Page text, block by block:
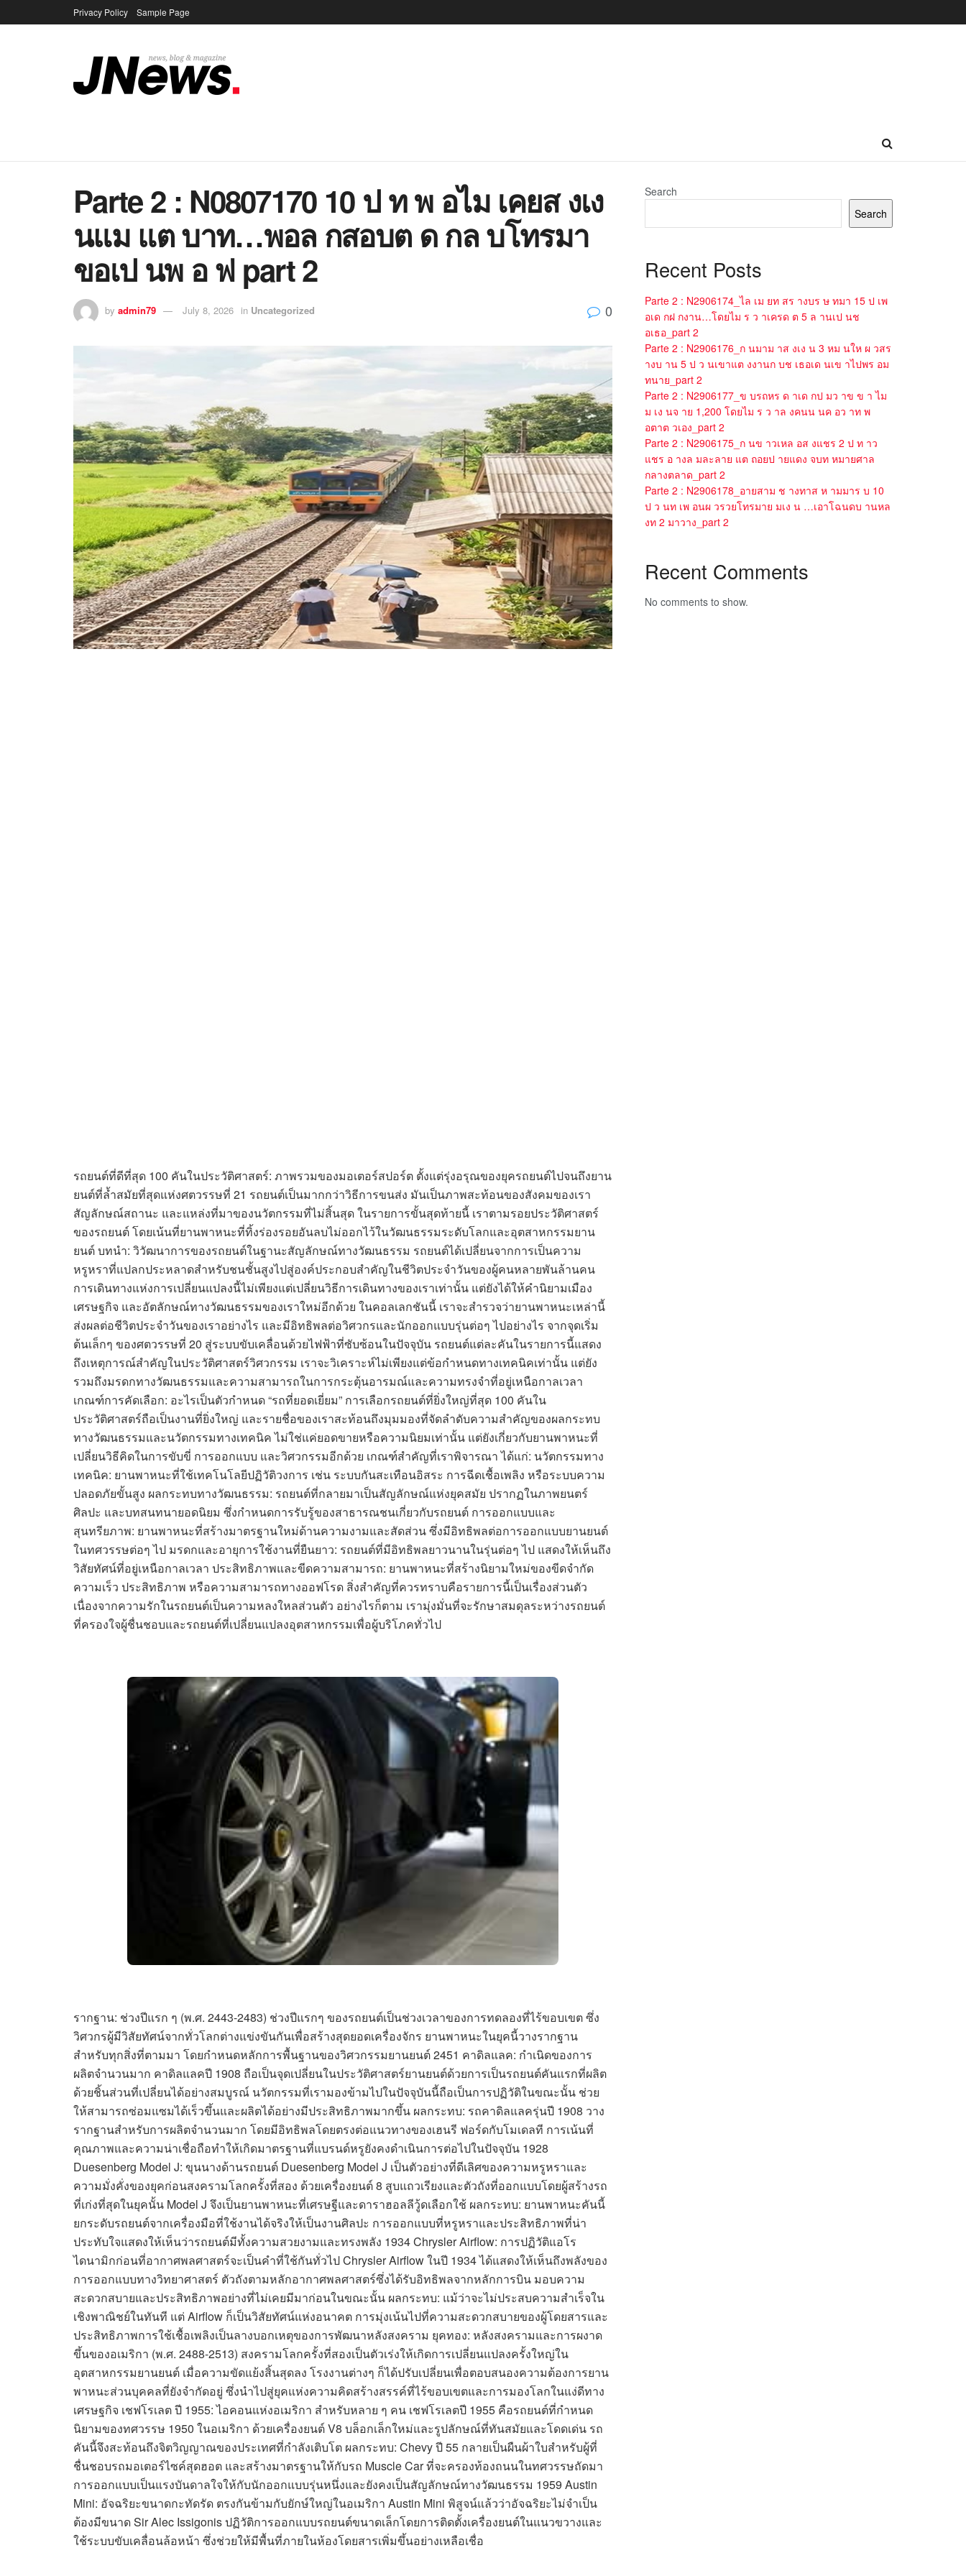
Privacy Policy Sample Page
Parte 2 : N0807170 10 ป ท พ อไม เคยส งเง
นแม แต บาท…พอล กสอบต ด กล บโทรมา
ขอเป นพ อ ฟ part 2
by admin79 July 8, 2026 in Uncategorized 0
รถยนต์ที่ดีที่สุด 100 คันในประวัติศาสตร์: ภาพรวมของมอเตอร์สปอร์ต ตั้งแต่รุ่งอรุณของยุครถยนต์ไปจนถึงยาน
ยนต์ที่ล้ำสมัยที่สุดแห่งศตวรรษที่ 21 รถยนต์เป็นมากกว่าวิธีการขนส่ง มันเป็นภาพสะท้อนของสังคมของเรา
สัญลักษณ์สถานะ และแหล่งที่มาของนวัตกรรมที่ไม่สิ้นสุด ในรายการขั้นสุดท้ายนี้ เราตามรอยประวัติศาสตร์
ของรถยนต์ โดยเน้นที่ยานพาหนะที่ทิ้งร่องรอยอันลบไม่ออกไว้ในวัฒนธรรมระดับโลกและอุตสาหกรรมยาน
ยนต์ บทนำ: วิวัฒนาการของรถยนต์ในฐานะสัญลักษณ์ทางวัฒนธรรม รถยนต์ได้เปลี่ยนจากการเป็นความ
หรูหราที่แปลกประหลาดสำหรับชนชั้นสูงไปสู่องค์ประกอบสำคัญในชีวิตประจำวันของผู้คนหลายพันล้านคน
การเดินทางแห่งการเปลี่ยนแปลงนี้ไม่เพียงแต่เปลี่ยนวิธีการเดินทางของเราเท่านั้น แต่ยังได้ให้คำนิยามเมือง
เศรษฐกิจ และอัตลักษณ์ทางวัฒนธรรมของเราใหม่อีกด้วย ในคอลเลกชันนี้ เราจะสำรวจว่ายานพาหนะเหล่านี้
ส่งผลต่อชีวิตประจำวันของเราอย่างไร และมีอิทธิพลต่อวิศวกรและนักออกแบบรุ่นต่อๆ ไปอย่างไร จากจุดเริ่ม
ต้นเล็กๆ ของศตวรรษที่ 20 สู่ระบบขับเคลื่อนด้วยไฟฟ้าที่ซับซ้อนในปัจจุบัน รถยนต์แต่ละคันในรายการนี้แสดง
ถึงเหตุการณ์สำคัญในประวัติศาสตร์วิศวกรรม เราจะวิเคราะห์ไม่เพียงแต่ข้อกำหนดทางเทคนิคเท่านั้น แต่ยัง
รวมถึงมรดกทางวัฒนธรรมและความสามารถในการกระตุ้นอารมณ์และความทรงจำที่อยู่เหนือกาลเวลา
เกณฑ์การคัดเลือก: อะไรเป็นตัวกำหนด “รถที่ยอดเยี่ยม” การเลือกรถยนต์ที่ยิ่งใหญ่ที่สุด 100 คันใน
ประวัติศาสตร์ถือเป็นงานที่ยิ่งใหญ่ และรายชื่อของเราสะท้อนถึงมุมมองที่จัดลำดับความสำคัญของผลกระทบ
ทางวัฒนธรรมและนวัตกรรมทางเทคนิค ไม่ใช่แค่ยอดขายหรือความนิยมเท่านั้น แต่ยังเกี่ยวกับยานพาหนะที่
เปลี่ยนวิธีคิดในการขับขี่ การออกแบบ และวิศวกรรมอีกด้วย เกณฑ์สำคัญที่เราพิจารณา ได้แก่: นวัตกรรมทาง
เทคนิค: ยานพาหนะที่ใช้เทคโนโลยีปฏิวัติวงการ เช่น ระบบกันสะเทือนอิสระ การฉีดเชื้อเพลิง หรือระบบความ
ปลอดภัยขั้นสูง ผลกระทบทางวัฒนธรรม: รถยนต์ที่กลายมาเป็นสัญลักษณ์แห่งยุคสมัย ปรากฏในภาพยนตร์
ศิลปะ และบทสนทนายอดนิยม ซึ่งกำหนดการรับรู้ของสาธารณชนเกี่ยวกับรถยนต์ การออกแบบและ
สุนทรียภาพ: ยานพาหนะที่สร้างมาตรฐานใหม่ด้านความงามและสัดส่วน ซึ่งมีอิทธิพลต่อการออกแบบยานยนต์
ในทศวรรษต่อๆ ไป มรดกและอายุการใช้งานที่ยืนยาว: รถยนต์ที่มีอิทธิพลยาวนานในรุ่นต่อๆ ไป แสดงให้เห็นถึง
วิสัยทัศน์ที่อยู่เหนือกาลเวลา ประสิทธิภาพและขีดความสามารถ: ยานพาหนะที่สร้างนิยามใหม่ของขีดจำกัด
ความเร็ว ประสิทธิภาพ หรือความสามารถทางออฟโรด สิ่งสำคัญที่ควรทราบคือรายการนี้เป็นเรื่องส่วนตัว
เนื่องจากความรักในรถยนต์เป็นความหลงใหลส่วนตัว อย่างไรก็ตาม เรามุ่งมั่นที่จะรักษาสมดุลระหว่างรถยนต์
ที่ครองใจผู้ชื่นชอบและรถยนต์ที่เปลี่ยนแปลงอุตสาหกรรมเพื่อผู้บริโภคทั่วไป
รากฐาน: ช่วงปีแรก ๆ (พ.ศ. 2443-2483) ช่วงปีแรกๆ ของรถยนต์เป็นช่วงเวลาของการทดลองที่ไร้ขอบเขต ซึ่ง
วิศวกรผู้มีวิสัยทัศน์จากทั่วโลกต่างแข่งขันกันเพื่อสร้างสุดยอดเครื่องจักร ยานพาหนะในยุคนี้วางรากฐาน
สำหรับทุกสิ่งที่ตามมา โดยกำหนดหลักการพื้นฐานของวิศวกรรมยานยนต์ 2451 คาดิลแลค: กำเนิดของการ
ผลิตจำนวนมาก คาดิลแลคปี 1908 ถือเป็นจุดเปลี่ยนในประวัติศาสตร์ยานยนต์ด้วยการเป็นรถยนต์คันแรกที่ผลิต
ด้วยชิ้นส่วนที่เปลี่ยนได้อย่างสมบูรณ์ นวัตกรรมที่เรามองข้ามไปในปัจจุบันนี้ถือเป็นการปฏิวัติในขณะนั้น ช่วย
ให้สามารถซ่อมแซมได้เร็วขึ้นและผลิตได้อย่างมีประสิทธิภาพมากขึ้น ผลกระทบ: รถคาดิลแลครุ่นปี 1908 วาง
รากฐานสำหรับการผลิตจำนวนมาก โดยมีอิทธิพลโดยตรงต่อแนวทางของเฮนรี ฟอร์ดกับโมเดลที การเน้นที่
คุณภาพและความน่าเชื่อถือทำให้เกิดมาตรฐานที่แบรนด์หรูยังคงดำเนินการต่อไปในปัจจุบัน 1928
Duesenberg Model J: ขุนนางด้านรถยนต์ Duesenberg Model J เป็นตัวอย่างที่ดีเลิศของความหรูหราและ
ความมั่งคั่งของยุคก่อนสงครามโลกครั้งที่สอง ด้วยเครื่องยนต์ 8 สูบแถวเรียงและตัวถังที่ออกแบบโดยผู้สร้างรถ
ที่เก่งที่สุดในยุคนั้น Model J จึงเป็นยานพาหนะที่เศรษฐีและดาราฮอลลีวู้ดเลือกใช้ ผลกระทบ: ยานพาหนะคันนี้
ยกระดับรถยนต์จากเครื่องมือที่ใช้งานได้จริงให้เป็นงานศิลปะ การออกแบบที่หรูหราและประสิทธิภาพที่น่า
ประทับใจแสดงให้เห็นว่ารถยนต์มีทั้งความสวยงามและทรงพลัง 1934 Chrysler Airflow: การปฏิวัติแอโร
ไดนามิกก่อนที่อากาศพลศาสตร์จะเป็นคำที่ใช้กันทั่วไป Chrysler Airflow ในปี 1934 ได้แสดงให้เห็นถึงพลังของ
การออกแบบทางวิทยาศาสตร์ ตัวถังตามหลักอากาศพลศาสตร์ซึ่งได้รับอิทธิพลจากหลักการบิน มอบความ
สะดวกสบายและประสิทธิภาพอย่างที่ไม่เคยมีมาก่อนในขณะนั้น ผลกระทบ: แม้ว่าจะไม่ประสบความสำเร็จใน
เชิงพาณิชย์ในทันที แต่ Airflow ก็เป็นวิสัยทัศน์แห่งอนาคต การมุ่งเน้นไปที่ความสะดวกสบายของผู้โดยสารและ
ประสิทธิภาพการใช้เชื้อเพลิงเป็นลางบอกเหตุของการพัฒนาหลังสงคราม ยุคทอง: หลังสงครามและการผงาด
ขึ้นของอเมริกา (พ.ศ. 2488-2513) สงครามโลกครั้งที่สองเป็นตัวเร่งให้เกิดการเปลี่ยนแปลงครั้งใหญ่ใน
อุตสาหกรรมยานยนต์ เมื่อความขัดแย้งสิ้นสุดลง โรงงานต่างๆ ก็ได้ปรับเปลี่ยนเพื่อตอบสนองความต้องการยาน
พาหนะส่วนบุคคลที่ยังจำกัดอยู่ ซึ่งนำไปสู่ยุคแห่งความคิดสร้างสรรค์ที่ไร้ขอบเขตและการมองโลกในแง่ดีทาง
เศรษฐกิจ เชฟโรเลต ปี 1955: ไอคอนแห่งอเมริกา สำหรับหลาย ๆ คน เชฟโรเลตปี 1955 คือรถยนต์ที่กำหนด
นิยามของทศวรรษ 1950 ในอเมริกา ด้วยเครื่องยนต์ V8 บล็อกเล็กใหม่และรูปลักษณ์ที่ทันสมัยและโดดเด่น รถ
คันนี้จึงสะท้อนถึงจิตวิญญาณของประเทศที่กำลังเติบโต ผลกระทบ: Chevy ปี 55 กลายเป็นผืนผ้าใบสำหรับผู้ที่
ชื่นชอบรถมอเตอร์ไซค์สุดฮอต และสร้างมาตรฐานให้กับรถ Muscle Car ที่จะครองท้องถนนในทศวรรษถัดมา
การออกแบบเป็นแรงบันดาลใจให้กับนักออกแบบรุ่นหนึ่งและยังคงเป็นสัญลักษณ์ทางวัฒนธรรม 1959 Austin
Mini: อัจฉริยะขนาดกะทัดรัด ตรงกันข้ามกับยักษ์ใหญ่ในอเมริกา Austin Mini พิสูจน์แล้วว่าอัจฉริยะไม่จำเป็น
ต้องมีขนาด Sir Alec Issigonis ปฏิวัติการออกแบบรถยนต์ขนาดเล็กโดยการติดตั้งเครื่องยนต์ในแนวขวางและ
ใช้ระบบขับเคลื่อนล้อหน้า ซึ่งช่วยให้มีพื้นที่ภายในห้องโดยสารเพิ่มขึ้นอย่างเหลือเชื่อ
Search
Search
Recent Posts
Parte 2 : N2906174_ไล เม ยท สร างบร ษ ทมา 15 ป เพ
อเด กฝ กงาน…โดยไม ร ว าเครด ต 5 ล านเป นช
อเธอ_part 2
Parte 2 : N2906176_ก นมาม าส งเง น 3 หม นให ผ วสร
างบ าน 5 ป ว นเขาแต งงานก บช เธอเด นเข าไปพร อม
ทนาย_part 2
Parte 2 : N2906177_ข บรถหร ด าเด กป มว าข ข า ไม
ม เง นจ าย 1,200 โดยไม ร ว าล งคนน นค อว าท พ
อตาต วเอง_part 2
Parte 2 : N2906175_ก นข าวเหล อส งแชร 2 ป ท าว
แชร อ างล มละลาย แต ถอยป ายแดง จบท หมายศาล
กลางตลาด_part 2
Parte 2 : N2906178_อายสาม ช างทาส ห ามมาร บ 10
ป ว นท เพ อนผ วรวยโทรมาย มเง น …เอาโฉนดบ านหล
งท 2 มาวาง_part 2
Recent Comments
No comments to show.